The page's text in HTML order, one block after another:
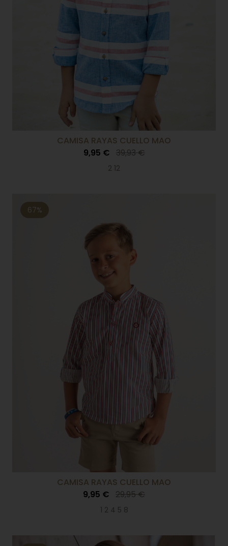
CAMISA RAYAS CUELLO MAO
9,95 € 39,93 €
2 12
67%
CAMISA RAYAS CUELLO MAO
9,95 € 29,95 €
1 2 4 5 8